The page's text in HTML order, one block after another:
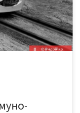
закриті, тож